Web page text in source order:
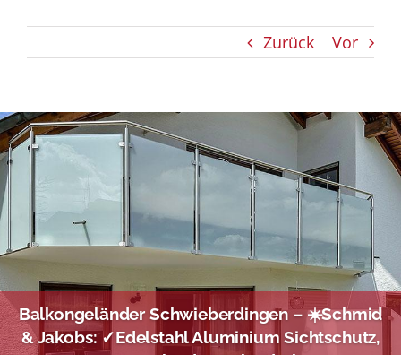
Zurück Vor
Balkongeländer Schwieberdingen – ☀️Schmid
& Jakobs: ✓Edelstahl Aluminium Sichtschutz,